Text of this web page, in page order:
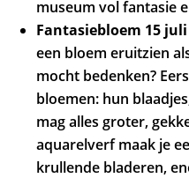
museum vol fantasie
Fantasiebloem 15
een bloem eruitzien
mocht bedenken?
bloemen: hun
mag alles groter,
aquarelverf maak je
krullende bladeren,
in